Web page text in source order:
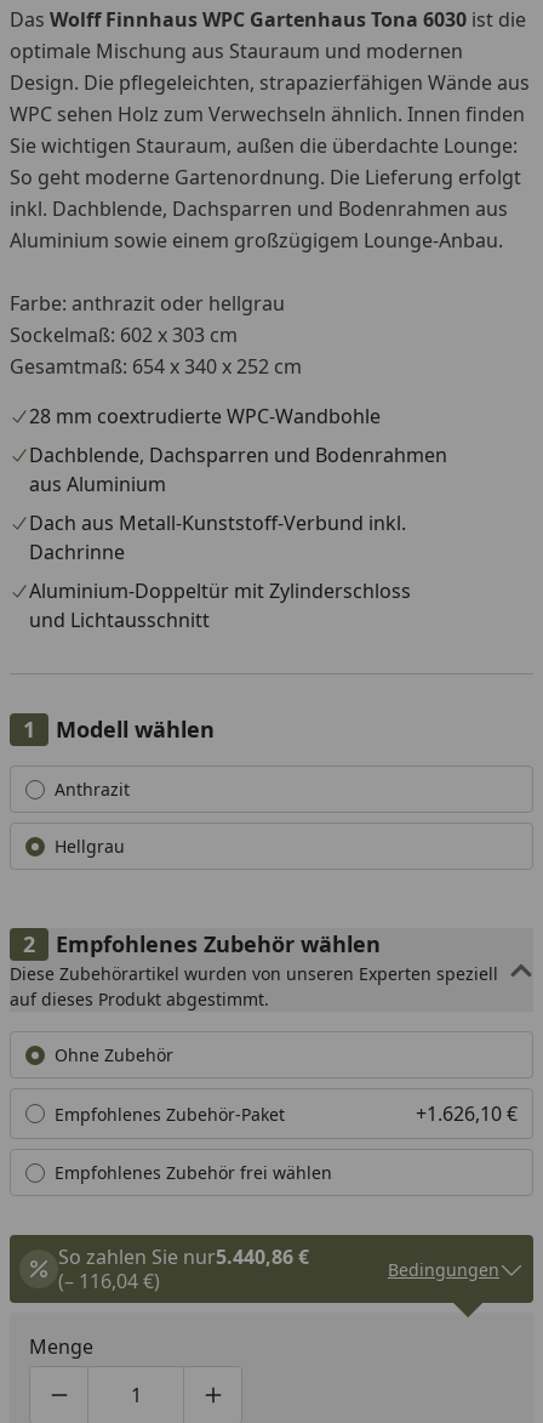
Das Wolff FinnhausWPC Gartenhaus Tona 6030 ist die
optimale Mischung aus Stauraum und modernen
Design. Die pflegeleichten, strapazierfähigen Wände aus
WPC sehen Holz zum Verwechseln ähnlich. Innen finden
Sie wichtigen Stauraum, außen die überdachte Lounge:
So geht moderne Gartenordnung. Die Lieferung erfolgt
inkl. Dachblende, Dachsparren und Bodenrahmen aus
Aluminium sowie einem großzügigem Lounge-Anbau.
Farbe: anthrazit oder hellgrau
Sockelmaß: 602 x 303 cm
Gesamtmaß: 654 x 340 x 252 cm
28 mm coextrudierte WPC-Wandbohle
Dachblende, Dachsparren und Bodenrahmen
aus Aluminium
Dach aus Metall-Kunststoff-Verbund inkl.
Dachrinne
Aluminium-Doppeltür mit Zylinderschloss
und Lichtausschnitt
Modell wählen
Alle anzeigen (2)
Anthrazit
Hellgrau
Empfohlenes Zubehör wählen
Diese Zubehörartikel wurden von unseren Experten speziell
auf dieses Produkt abgestimmt.
Ohne Zubehör
Empfohlenes Zubehör-Paket +1.626,10 €
Empfohlenes Zubehör frei wählen
So zahlen Sie nur5.440,86 €
(– 116,04 €)
Bedingungen
Menge
Produktmenge um eins verringern
Produktmenge manuell eingeben
Produktmenge um eins erhöhen